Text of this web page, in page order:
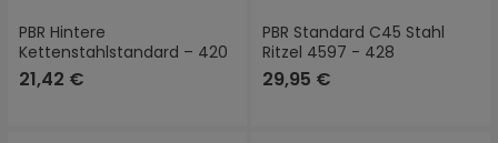
PBR Hintere
Kettenstahlstandard – 420
21,42 €
PBR Standard C45 Stahl
Ritzel 4597 - 428
29,95 €